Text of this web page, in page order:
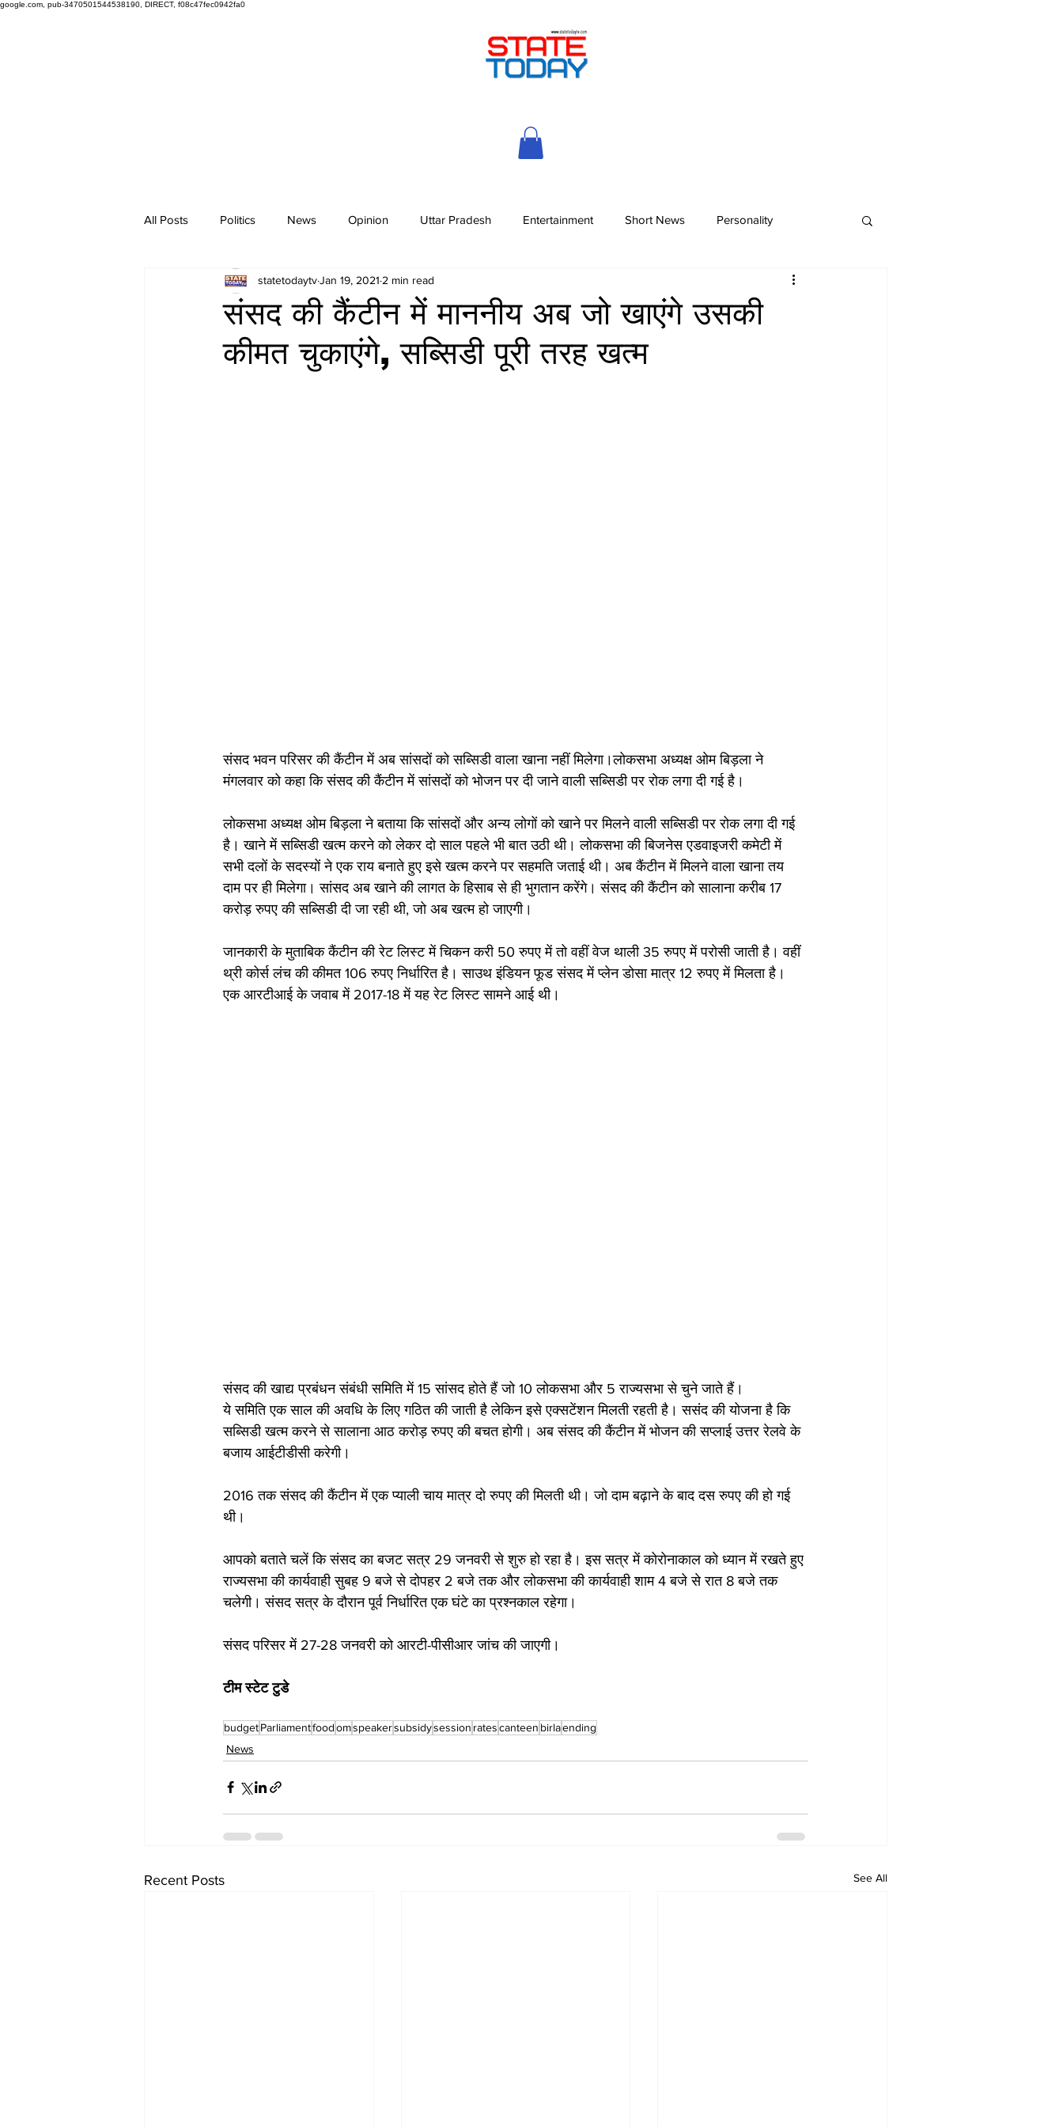
google.com, pub-3470501544538190, DIRECT, f08c47fec0942fa0
All Posts Politics News Opinion Uttar Pradesh Entertainment Short News Personality
संसद की कैंटीन में माननीय अब जो खाएंगे उसकी
कीमत चुकाएंगे, सब्सिडी पूरी तरह खत्म
statetodaytvJan 19, 2021 2 min read
संसद भवन परिसर की कैंटीन में अब सांसदों को सब्सिडी वाला खाना नहीं मिलेगा।लोकसभा अध्यक्ष ओम बिड़ला ने
मंगलवार को कहा कि संसद की कैंटीन में सांसदों को भोजन पर दी जाने वाली सब्सिडी पर रोक लगा दी गई है।
लोकसभा अध्यक्ष ओम बिड़ला ने बताया कि सांसदों और अन्य लोगों को खाने पर मिलने वाली सब्सिडी पर रोक लगा दी गई
है। खाने में सब्सिडी खत्म करने को लेकर दो साल पहले भी बात उठी थी। लोकसभा की बिजनेस एडवाइजरी कमेटी में
सभी दलों के सदस्यों ने एक राय बनाते हुए इसे खत्म करने पर सहमति जताई थी। अब कैंटीन में मिलने वाला खाना तय
दाम पर ही मिलेगा। सांसद अब खाने की लागत के हिसाब से ही भुगतान करेंगे। संसद की कैंटीन को सालाना करीब 17
करोड़ रुपए की सब्सिडी दी जा रही थी, जो अब खत्म हो जाएगी।
जानकारी के मुताबिक कैंटीन की रेट लिस्ट में चिकन करी 50 रुपए में तो वहीं वेज थाली 35 रुपए में परोसी जाती है। वहीं
थ्री कोर्स लंच की कीमत 106 रुपए निर्धारित है। साउथ इंडियन फूड संसद में प्लेन डोसा मात्र 12 रुपए में मिलता है।
एक आरटीआई के जवाब में 2017-18 में यह रेट लिस्ट सामने आई थी।
संसद की खाद्य प्रबंधन संबंधी समिति में 15 सांसद होते हैं जो 10 लोकसभा और 5 राज्यसभा से चुने जाते हैं।
ये समिति एक साल की अवधि के लिए गठित की जाती है लेकिन इसे एक्सटेंशन मिलती रहती है। ससंद की योजना है कि
सब्सिडी खत्म करने से सालाना आठ करोड़ रुपए की बचत होगी। अब संसद की कैंटीन में भोजन की सप्लाई उत्तर रेलवे के
बजाय आईटीडीसी करेगी।
2016 तक संसद की कैंटीन में एक प्याली चाय मात्र दो रुपए की मिलती थी। जो दाम बढ़ाने के बाद दस रुपए की हो गई
थी।
आपको बताते चलें कि संसद का बजट सत्र 29 जनवरी से शुरु हो रहा है। इस सत्र में कोरोनाकाल को ध्यान में रखते हुए
राज्यसभा की कार्यवाही सुबह 9 बजे से दोपहर 2 बजे तक और लोकसभा की कार्यवाही शाम 4 बजे से रात 8 बजे तक
चलेगी। संसद सत्र के दौरान पूर्व निर्धारित एक घंटे का प्रश्नकाल रहेगा।
संसद परिसर में 27-28 जनवरी को आरटी-पीसीआर जांच की जाएगी।
टीम स्टेट टुडे
budgetParliamentfoodomspeakersubsidysession ratescanteen birlaending
News
Recent Posts See All